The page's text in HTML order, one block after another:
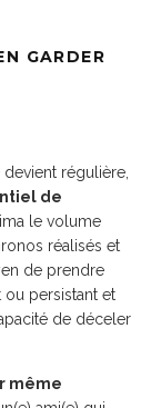
GARDER
régulière,
de
le volume
réalisés et
de prendre
ou persistant et
de déceler
même